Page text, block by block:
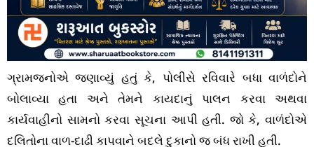
ગ્રામજનોએ જણાવ્યું હતું કે, પોલીસે રવિવારે બધા વાળંદોને
બોલાવ્યા હતા અને તેમને કાયદાનું પાલન કરવા અથવા
કાર્યવાહીનો સામનો કરવા સૂચના આપી હતી. જો કે, વાળંદોએ
દલિતોના વાળ-દાઢી કાપવાને બદલે દુકાનો જ બંધ રાખી હતી.